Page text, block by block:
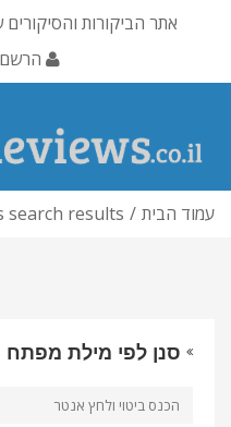
אתר הביקורות
הרשם
עמוד הבית search results
סנן לפי מילת מפתח